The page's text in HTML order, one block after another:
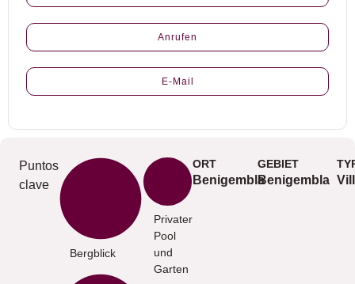
Anrufen
E-Mail
Puntos
clave
Bergblick
Privater
Pool
und
Garten
ORT
Benigembla
GEBIET
Benigembla